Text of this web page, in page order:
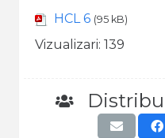
HCL 6 (95 kB)
Vizualizari: 139